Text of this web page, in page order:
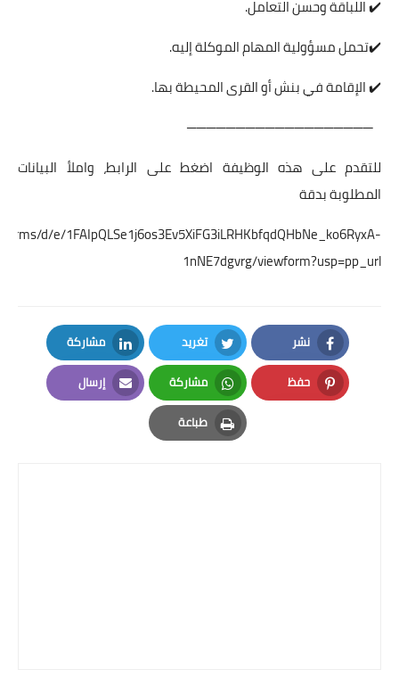
✔️ اللباقة وحسن التعامل.
✔️تحمل مسؤولية المهام الموكلة إليه.
✔️ الإقامة في بنش أو القرى المحيطة بها.
───────────────────
للتقدم على هذه الوظيفة اضغط على الرابط، واملأ البيانات
المطلوبة بدقة
d/e/1FAIpQLSe1j6os3Ev5XiFG3iLRHKbfqdQHbNe_ko6RyxA-
1nNE7dgvrg/viewform?usp=pp_url
نشر
Facebook
تغريد
Twitter
مشاركة
LinkedIn
حفظ
Pinterest
مشاركة
Whatsapp
إرسال
Email
طباعة
Print